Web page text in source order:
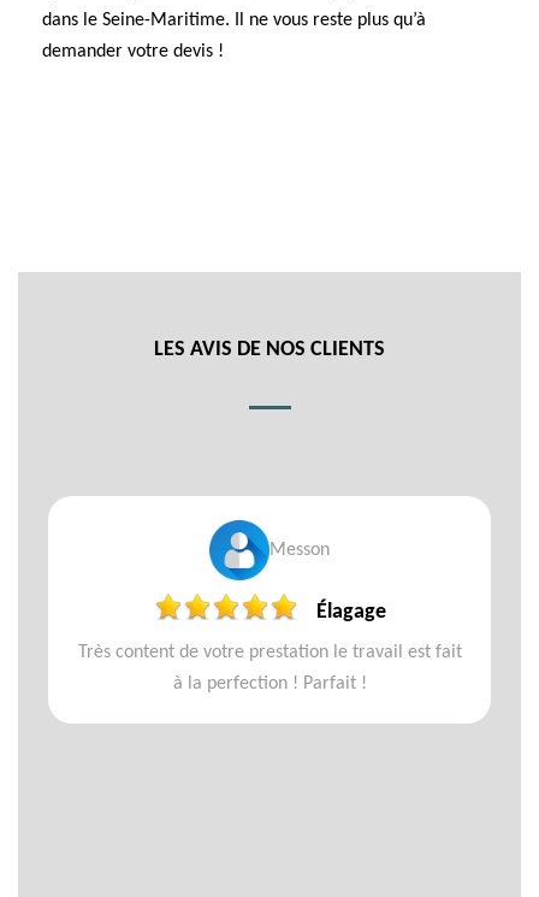
dans le Seine-Maritime. Il ne vous reste plus qu’à
demander votre devis !
LES AVIS DE NOS CLIENTS
Messon
Élagage
Très content de votre prestation le travail est fait
à la perfection ! Parfait !